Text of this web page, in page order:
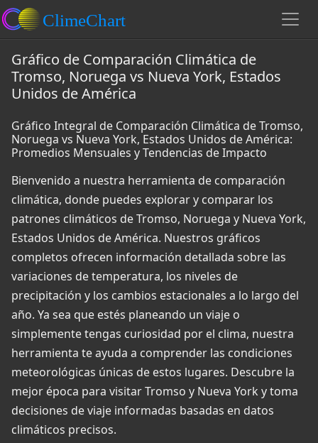
Gráfico de Comparación Climática de
Tromso, Noruega vs Nueva York, Estados
Unidos de América
Gráfico Integral de Comparación Climática de Tromso,
Noruega vs Nueva York, Estados Unidos de América:
Promedios Mensuales y Tendencias de Impacto
Bienvenido a nuestra herramienta de comparación
climática, donde puedes explorar y comparar los
patrones climáticos de Tromso, Noruega y Nueva York,
Estados Unidos de América. Nuestros gráficos
completos ofrecen información detallada sobre las
variaciones de temperatura, los niveles de
precipitación y los cambios estacionales a lo largo del
año. Ya sea que estés planeando un viaje o
simplemente tengas curiosidad por el clima, nuestra
herramienta te ayuda a comprender las condiciones
meteorológicas únicas de estos lugares. Descubre la
mejor época para visitar Tromso y Nueva York y toma
decisiones de viaje informadas basadas en datos
climáticos precisos.